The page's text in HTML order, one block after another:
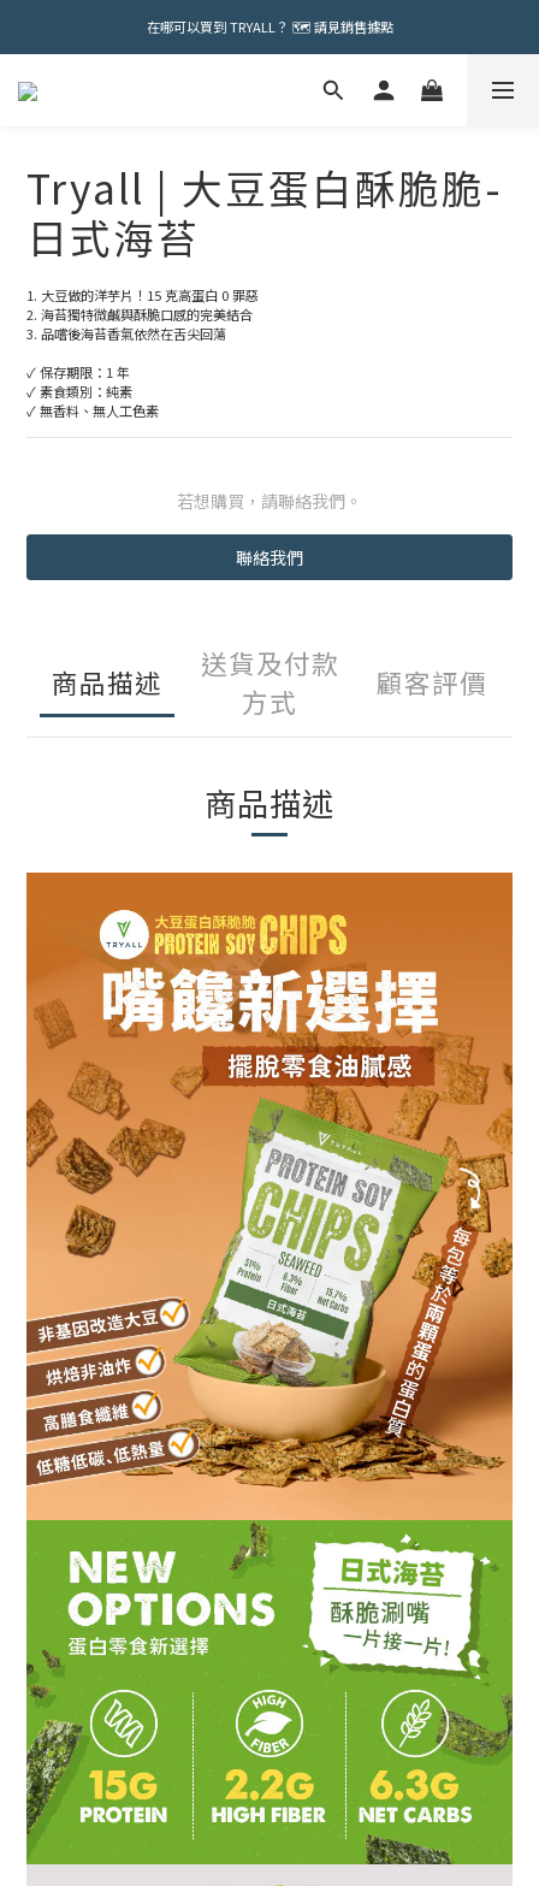
在哪可以買到 TRYALL？ 🗺️ 請見銷售據點
Tryall | 大豆蛋白酥脆脆-
日式海苔
1. 大豆做的洋芋片！15 克高蛋白 0 罪惡
2. 海苔獨特微鹹與酥脆口感的完美結合
3. 品嚐後海苔香氣依然在舌尖回蕩
✓ 保存期限：1 年
✓ 素食類別：純素
✓ 無香料、無人工色素
若想購買，請聯絡我們。
聯絡我們
商品描述
送貨及付款
方式
顧客評價
商品描述